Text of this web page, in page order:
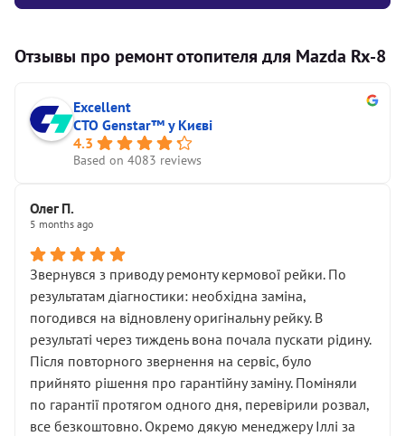
Отзывы про ремонт отопителя для Mazda Rx-8
Excellent
СТО Genstar™ у Києві
4.3
Based on 4083 reviews
Олег П.
5 months ago
Звернувся з приводу ремонту кермової рейки. По
результатам діагностики: необхідна заміна,
погодився на відновлену оригінальну рейку. В
результаті через тиждень вона почала пускати рідину.
Після повторного звернення на сервіс, було
прийнято рішення про гарантійну заміну. Поміняли
по гарантії протягом одного дня, перевірили розвал,
все безкоштовно. Окремо дякую менеджеру Іллі за